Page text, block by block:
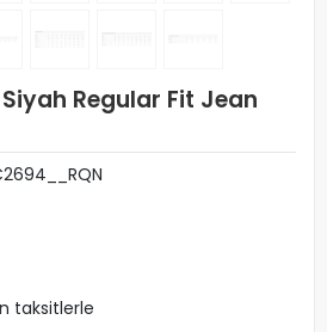
Regular Fit Jean
taksitlerle